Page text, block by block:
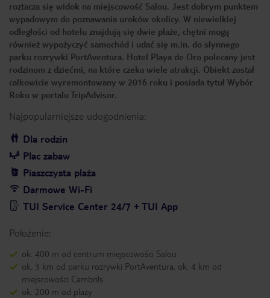
roztacza się widok na miejscowość Salou. Jest dobrym punktem
wypadowym do poznawania uroków okolicy. W niewielkiej
odległości od hotelu znajdują się dwie plaże, chętni mogą
również wypożyczyć samochód i udać się m.in. do słynnego
parku rozrywki PortAventura. Hotel Playa de Oro polecany jest
rodzinom z dziećmi, na które czeka wiele atrakcji. Obiekt został
całkowicie wyremontowany w 2016 roku i posiada tytuł Wybór
Roku w portalu TripAdvisor.
Najpopularniejsze udogodnienia:
Dla rodzin
Plac zabaw
Piaszczysta plaża
Darmowe Wi-Fi
TUI Service Center 24/7 + TUI App
Położenie:
ok. 400 m od centrum miejscowości Salou
ok. 3 km od parku rozrywki PortAventura, ok. 4 km od
miejscowości Cambrils
ok. 200 m od plaży